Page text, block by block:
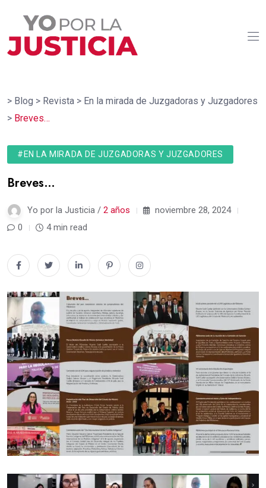
> Blog > Revista > En la mirada de Juzgadoras y Juzgadores
> Breves…
#EN LA MIRADA DE JUZGADORAS Y JUZGADORES
Breves…
Yo por la Justicia / 2 años
noviembre 28, 2024
0
4 min read